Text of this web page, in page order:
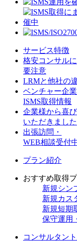
サービス特徴
格安コンサルに
要注意
LRMと他社の
ベンチャー企
ISMS取得情報
企業様から喜
いただきました
出張訪問・
WEB相談受付
プラン紹介
おすすめ取得
新規 シン
新規 カス
新規短期
保守運用
コンサルタン